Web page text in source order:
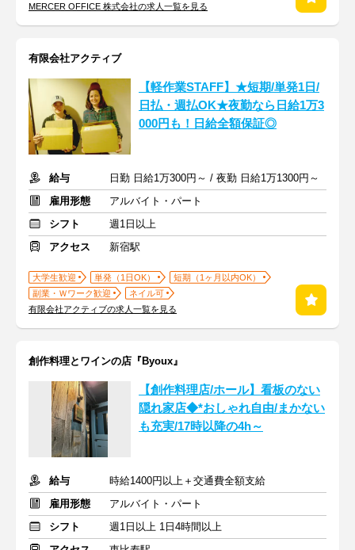
MERCER OFFICE 株式会社の求人一覧を見る
有限会社アクティブ
【軽作業STAFF】★短期/単発1日/
日払・週払OK★夜勤なら日給1万3
000円も！日給全額保証◎
給与
日勤 日給1万300円～ / 夜勤 日給1万1300円～
雇用形態
アルバイト・パート
シフト
週1日以上
アクセス
新宿駅
大学生歓迎 単発（1日OK）
短期（1ヶ月以内OK）
副業・Ｗワーク歓迎
ネイル可
有限会社アクティブの求人一覧を見る
創作料理とワインの店『Byoux』
【創作料理店/ホール】看板のない
隠れ家店◆*おしゃれ自由/まかない
も充実/17時以降の4h～
給与
時給1400円以上＋交通費全額支給
雇用形態
アルバイト・パート
シフト
週1日以上 1日4時間以上